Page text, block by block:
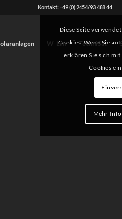
Kontakt: +49 (0) 2454/93 488 44
W-Lan TechniSat
Diese Seite
Cookies. Wenn Sie
erklären Sie sich
Cookies
Mehr